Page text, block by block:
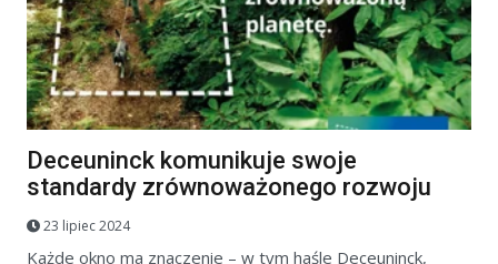
Deceuninck komunikuje swoje
standardy zrównoważonego rozwoju
23 lipiec 2024
Każde okno ma znaczenie – w tym haśle Deceuninck,